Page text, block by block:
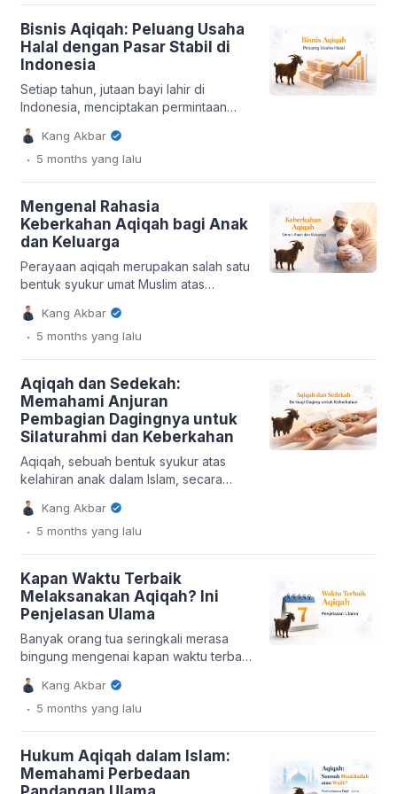
Beberapa waktu lalu saya ngobrol
dengan seorang teman yang sekarang
omzetnya puluhan juta […]
Bisnis Aqiqah: Peluang Usaha
Halal dengan Pasar Stabil di
Indonesia
Setiap tahun, jutaan bayi lahir di
Indonesia, menciptakan permintaan
syariat Islam. Kondisi ini menempatkan
bisnis aqiqah sebagai salah satu
sepi. Kebutuhan akan pelaksanaan
aqiqah yang sesuai syariat menjadi
fundamental bagi keluarga Muslim di
seluruh negeri. Permintaan Stabil
Didukung Angka Kelahiran […]
Kang Akbar
. 5 months yang lalu
Mengenal Rahasia
Keberkahan Aqiqah bagi Anak
dan Keluarga
Perayaan aqiqah merupakan salah satu
bentuk syukur umat Muslim atas
penyembelihan hewan kurban ini, yang
umumnya dilaksanakan pada hari
hanya menjadi penanda sukacita, tetapi
juga diyakini membawa keberkahan
aqiqah yang meluas bagi sang anak,
orang tua, dan seluruh keluarga, baik
secara […]
Kang Akbar
. 5 months yang lalu
Aqiqah dan Sedekah:
Memahami Anjuran
Pembagian Dagingnya untuk
Silaturahmi dan Keberkahan
Aqiqah, sebuah bentuk syukur atas
kelahiran anak dalam Islam, secara
dagingnya kepada sesama. Praktik ini
lebih dari sekadar distribusi makanan;
menyebarkan keberkahan aqiqah di
tengah masyarakat. Pembagian daging
aqiqah memiliki dasar syariat yang kuat
dan nilai sosial yang mendalam,
mendorong partisipasi aktif komunitas
Kang Akbar
. 5 months yang lalu
Kapan Waktu Terbaik
Melaksanakan Aqiqah? Ini
Penjelasan Ulama
Banyak orang tua seringkali merasa
bingung mengenai kapan waktu terbaik
mereka, terutama jika pelaksanaan
pada hari ketujuh kelahiran
terkemuka mengenai waktu aqiqah
yang paling utama dan alternatif
Kang Akbar
. 5 months yang lalu
Hukum Aqiqah dalam Islam:
Memahami Perbedaan